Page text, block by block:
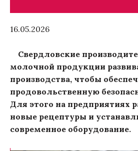
16.05.2026
Свердловские
молочной продукции
производства, чтобы
продовольственную
Для этого на предприятиях
новые рецептуры и
современное оборудование.